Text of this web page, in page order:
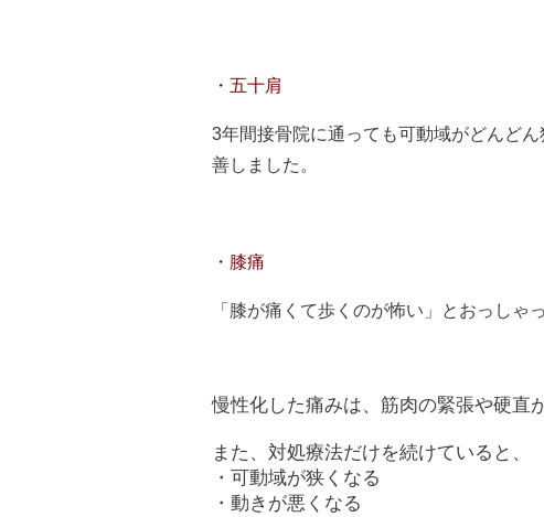
・ 五十肩
3年間接骨院に通っても可動域がどんど
善しました。
・ 膝痛
「膝が痛くて歩くのが怖い」とおっしゃ
慢性化した痛みは、筋肉の緊張や硬直
また、対処療法だけを続けていると、
・可動域が狭くなる
・動きが悪くなる